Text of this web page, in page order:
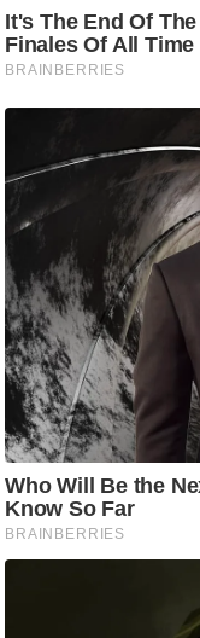
फि
ल्म
स
मी
B
r
a
k
i
n
g
N
e
w
s
ला